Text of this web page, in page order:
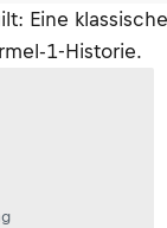
Eine klassische
1-Historie.